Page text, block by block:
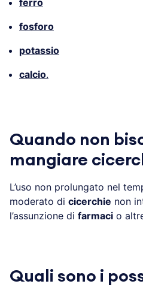
fosforo
potassio
calcio.
Quando non
mangiare
L’uso non prolungato nel
moderato di cicerchie non
l’assunzione di farmaci o
Quali sono i